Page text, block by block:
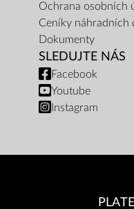
Ochrana osobních
Ceníky náhradních
Dokumenty
SLEDUJTE NÁS
Facebook
Youtube
Instagram